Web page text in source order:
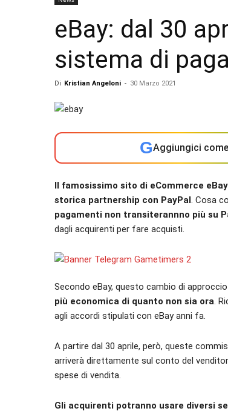
eBay: dal 30
sistema di
Di Kristian Angeloni - 30 Marzo 2021
GAggiungici
Il famosissimo sito di eCommerce
storica partnership con PayPal. Cosa
pagamenti non transiterannno più su
dagli acquirenti per fare acquisti.
Secondo eBay, questo cambio di
più economica di quanto non sia ora.
agli accordi stipulati con eBay anni fa.
A partire dal 30 aprile, però, queste
arriverà direttamente sul conto del
spese di vendita.
Gli acquirenti potranno usare diversi